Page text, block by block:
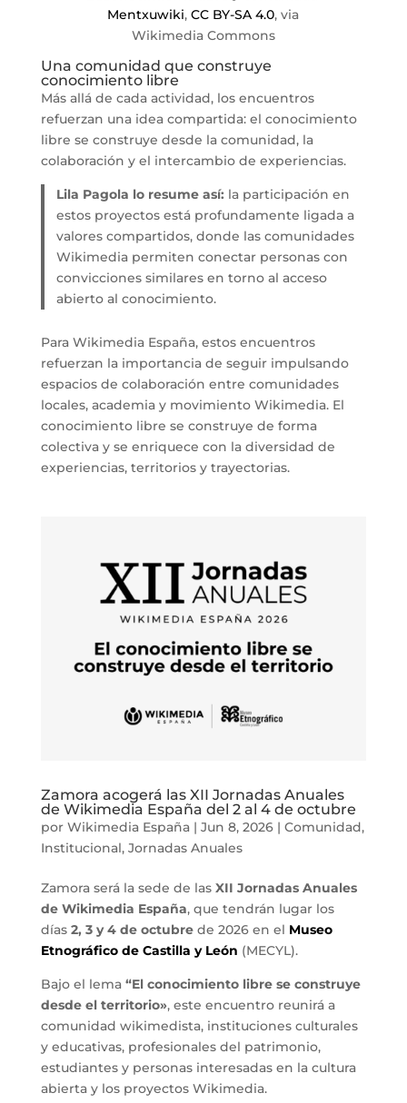
Mentxuwiki,CC BY-SA 4.0, via
Wikimedia Commons
Una comunidad que construye
conocimiento libre
Más allá de cada actividad, los encuentros
refuerzan una idea compartida: el conocimiento
libre se construye desde la comunidad, la
colaboración y el intercambio de experiencias.
Lila Pagola lo resume así: la participación en
estos proyectos está profundamente ligada a
valores compartidos, donde las comunidades
Wikimedia permiten conectar personas con
convicciones similares en torno al acceso
abierto al conocimiento.
Para Wikimedia España, estos encuentros
refuerzan la importancia de seguir impulsando
espacios de colaboración entre comunidades
locales, academia y movimiento Wikimedia. El
conocimiento libre se construye de forma
colectiva y se enriquece con la diversidad de
experiencias, territorios y trayectorias.
Zamora acogerá las XII Jornadas Anuales
de Wikimedia España del 2 al 4 de octubre
por Wikimedia España| Jun 8, 2026| Comunidad,
Institucional, Jornadas Anuales
Zamora será la sede de las XII Jornadas Anuales
de Wikimedia España, que tendrán lugar los
días 2, 3 y 4 de octubrede 2026 en el Museo
Etnográfico de Castilla y León (MECYL).
Bajo el lema “El conocimiento libre se construye
desde el territorio», este encuentro reunirá a
comunidad wikimedista, instituciones culturales
y educativas, profesionales del patrimonio,
estudiantes y personas interesadas en la cultura
abierta y los proyectos Wikimedia.